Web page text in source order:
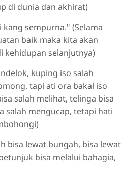
di dunia dan akhirat)
sempurna." (Selama
baik maka kita akan
kehidupan selanjutnya)
kuping iso salah
tapi ati ora bakal iso
salah melihat, telinga bisa
salah mengucap, tetapi hati
bisa lewat bungah, bisa lewat
bisa melalui bahagia,